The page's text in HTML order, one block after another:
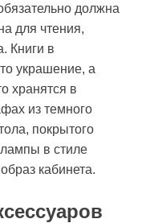
должна
для чтения,
Книги в
украшение, а
хранятся в
из темного
покрытого
в стиле
кабинета.